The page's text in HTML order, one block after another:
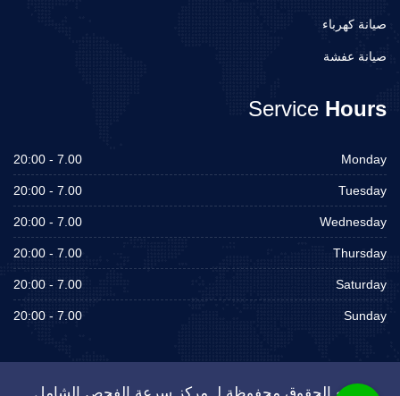
صيانة كهرباء
صيانة عفشة
Service Hours
Monday
7.00 - 20:00
Tuesday
7.00 - 20:00
Wednesday
7.00 - 20:00
Thursday
7.00 - 20:00
Saturday
7.00 - 20:00
Sunday
7.00 - 20:00